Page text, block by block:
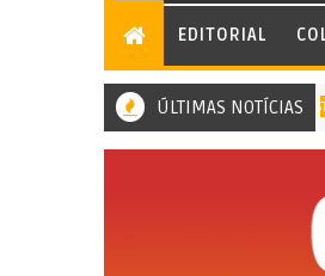
EDITORIAL
ÚLTIMAS NOTÍCIAS